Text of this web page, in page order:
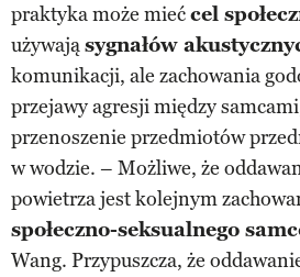
praktyka może miećcel
używająsygnałów
komunikacji, ale zachowania
przejawy agresji między
przenoszenie przedmiotów
w wodzie. – Możliwe, że
powietrza jest kolejnym
społeczno-seksualnego
Wang. Przypuszcza, że